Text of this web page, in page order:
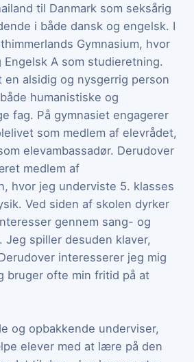
til Danmark som seksårig
i både dansk og engelsk. I
Gymnasium, hvor
Engelsk A som studieretning.
alsidig og nysgerrig person
humanistiske og
fag. På gymnasiet engagerer
som medlem af elevrådet,
elevambassadør. Derudover
medlem af
hvor jeg underviste 5. klasses
Ved siden af skolen dyrker
gennem sang- og
Jeg spiller desuden klaver,
interesserer jeg mig
bruger ofte min fritid på at
og opbakkende underviser,
elever med at lære på den